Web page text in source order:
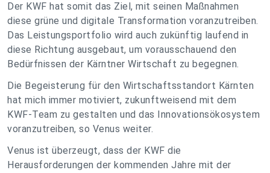
Der KWF hat somit das Ziel, mit seinen Maßnahmen
diese grüne und digitale Transformation voranzutreiben.
Das Leistungsportfolio wird auch zukünftig laufend in
diese Richtung ausgebaut, um vorausschauend den
Bedürfnissen der Kärntner Wirtschaft zu begegnen.
Die Begeisterung für den Wirtschaftsstandort Kärnten
hat mich immer motiviert, zukunftweisend mit dem
KWF-Team zu gestalten und das Innovationsökosystem
voranzutreiben, so Venus weiter.
Venus ist überzeugt, dass der KWF die
Herausforderungen der kommenden Jahre mit der